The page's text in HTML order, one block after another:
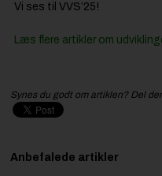
Vi ses til VVS’25!
Læs flere artikler om
Synes du godt om artiklen? Del
Anbefalede artikler